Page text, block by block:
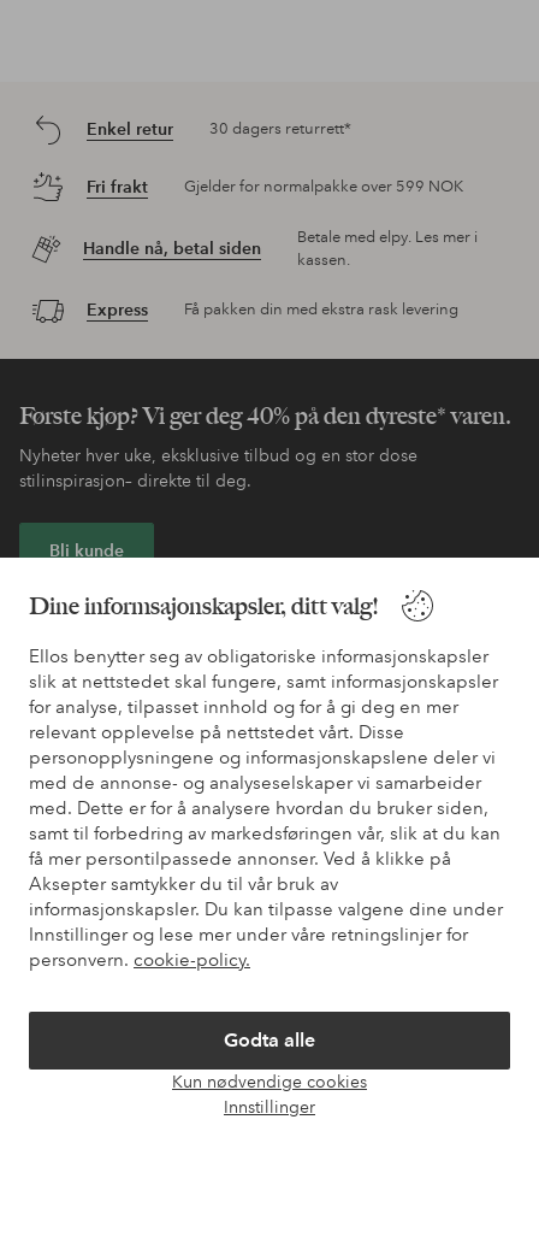
Dine informsajonskapsler, ditt valg!
Ellos benytter seg av obligatoriske informasjonskapsler
slik at nettstedet skal fungere, samt informasjonskapsler
for analyse, tilpasset innhold og for å gi deg en mer
relevant opplevelse på nettstedet vårt. Disse
personopplysningene og informasjonskapslene deler vi
med de annonse- og analyseselskaper vi samarbeider
med. Dette er for å analysere hvordan du bruker siden,
samt til forbedring av markedsføringen vår, slik at du kan
få mer persontilpassede annonser. Ved å klikke på
Aksepter samtykker du til vår bruk av
informasjonskapsler. Du kan tilpasse valgene dine under
Innstillinger og lese mer under våre retningslinjer for
personvern. cookie-policy.
Godta alle
Kun nødvendige cookies
Innstillinger
Enkel retur 30 dagers returrett*
Fri frakt Gjelder for normalpakke over 599 NOK
Handle nå, betal siden
Betale med elpy. Les mer i
kassen.
Express Få pakken din med ekstra rask levering
Første kjøp? Vi ger deg 40% på den dyreste* varen.
Nyheter hver uke, eksklusive tilbud og en stor dose
stilinspirasjon– direkte til deg.
Bli kunde
* Se tilbudsvilkår ved registrering
Trenger du hjelp?
Du finner svar på de vanligste spørsmålene i vår FAQ. Du finner
også informasjon om hvordan du kan kontakte oss.
Kundeservice Bestilling Betalingsmåte
Mine sider